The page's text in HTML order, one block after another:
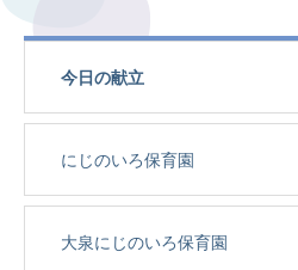
今日の献立
にじのいろ保育園
大泉にじのいろ保育園